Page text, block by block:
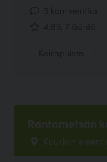
Rantametsän